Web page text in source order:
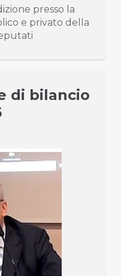
presso la
e privato della
di bilancio